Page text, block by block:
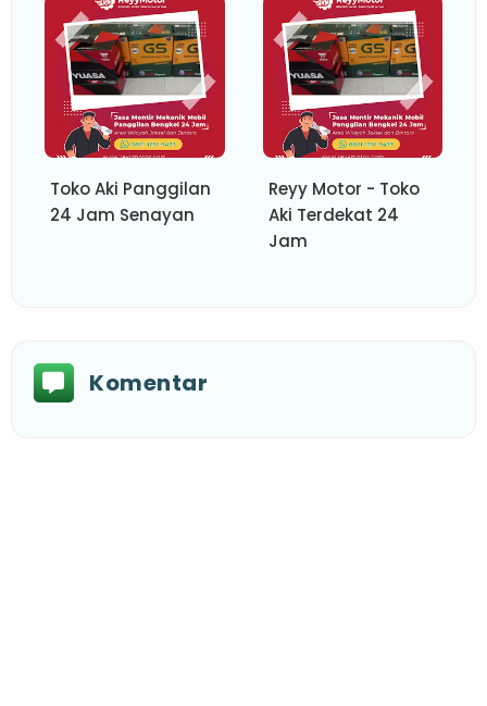
Toko Aki Panggilan
24 Jam Senayan
Reyy Motor - Toko
Aki Terdekat 24
Jam
Komentar